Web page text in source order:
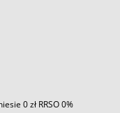
0 zł RRSO 0%